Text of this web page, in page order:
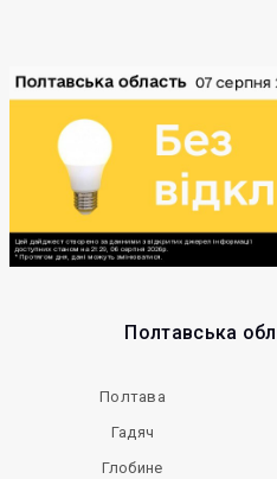
Полтавська
Полтава
Гадяч
Глобине